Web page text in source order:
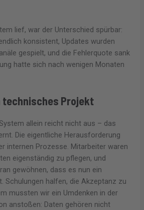
lief, war der Unterschied spürbar:
konsistent, Updates wurden
gespielt, und die Fehlerquote sank
hatte sich nach wenigen Monaten
technisches Projekt
allein reicht nicht aus – das
Die eigentliche Herausforderung
internen Prozesse. Mitarbeiter waren
eigenständig zu pflegen, und
gewöhnen, dass es nun ein
Schulungen halfen, die Akzeptanz zu
mussten wir ein Umdenken in der
anstoßen: Daten gehören nicht